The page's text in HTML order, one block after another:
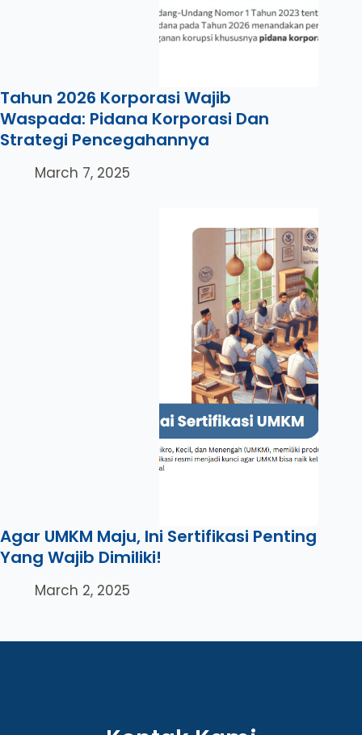
Tahun 2026 Korporasi Wajib
Waspada: Pidana Korporasi Dan
Strategi Pencegahannya
March 7, 2025
Agar UMKM Maju, Ini Sertifikasi Penting
Yang Wajib Dimiliki!
March 2, 2025